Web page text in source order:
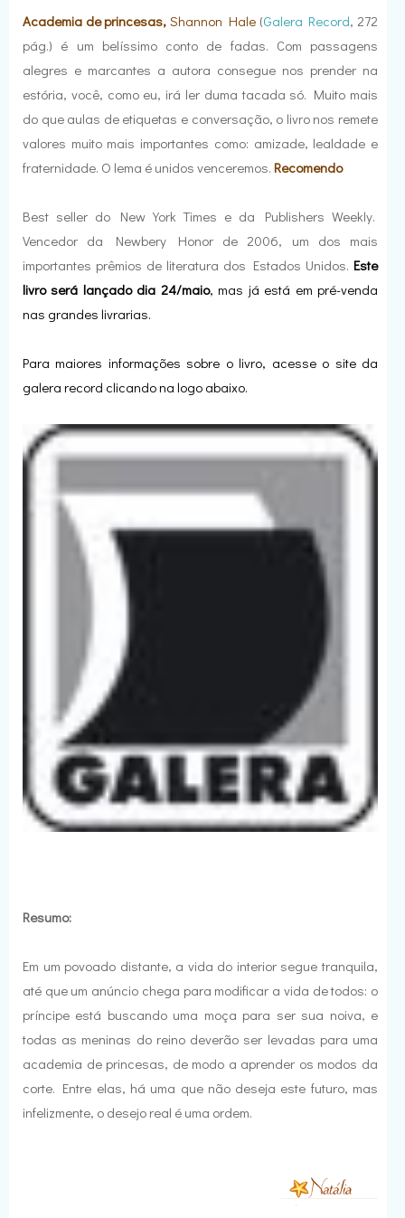
Academia de princesas,Shannon Hale(Galera Record, 272
pág.) é um belíssimo conto de fadas. Com passagens
alegres e marcantes a autora consegue nos prender na
estória, você, como eu, irá ler duma tacada só. Muito mais
do que aulas de etiquetas e conversação, o livro nos remete
valores muito mais importantes como: amizade, lealdade e
fraternidade. O lema é unidos venceremos. Recomendo
Best seller do New York Times e da Publishers Weekly.
Vencedor da Newbery Honor de 2006, um dos mais
importantes prêmios de literatura dos Estados Unidos. Este
livro será lançado dia 24/maio, mas já está em pré-venda
nas grandes livrarias.
Para maiores informações sobre o livro, acesse o site da
galera record clicando na logo abaixo.
Resumo:
Em um povoado distante, a vida do interior segue tranquila,
até que um anúncio chega para modificar a vida de todos: o
príncipe está buscando uma moça para ser sua noiva, e
todas as meninas do reino deverão ser levadas para uma
academia de princesas, de modo a aprender os modos da
corte. Entre elas, há uma que não deseja este futuro, mas
infelizmente, o desejo real é uma ordem.